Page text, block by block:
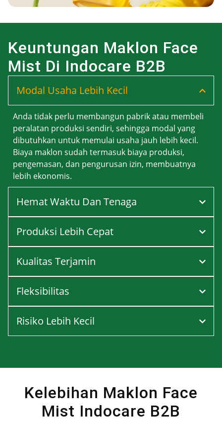
Keuntungan Maklon Face
Mist Di Indocare B2B
Modal Usaha Lebih Kecil
Anda tidak perlu membangun pabrik atau membeli
peralatan produksi sendiri, sehingga modal yang
dibutuhkan untuk memulai usaha jauh lebih kecil.
Biaya maklon sudah termasuk biaya produksi,
pengemasan, dan pengurusan izin, membuatnya
lebih ekonomis.
Hemat Waktu Dan Tenaga
Produksi Lebih Cepat
Kualitas Terjamin
Fleksibilitas
Risiko Lebih Kecil
Kelebihan Maklon Face
Mist Indocare B2B